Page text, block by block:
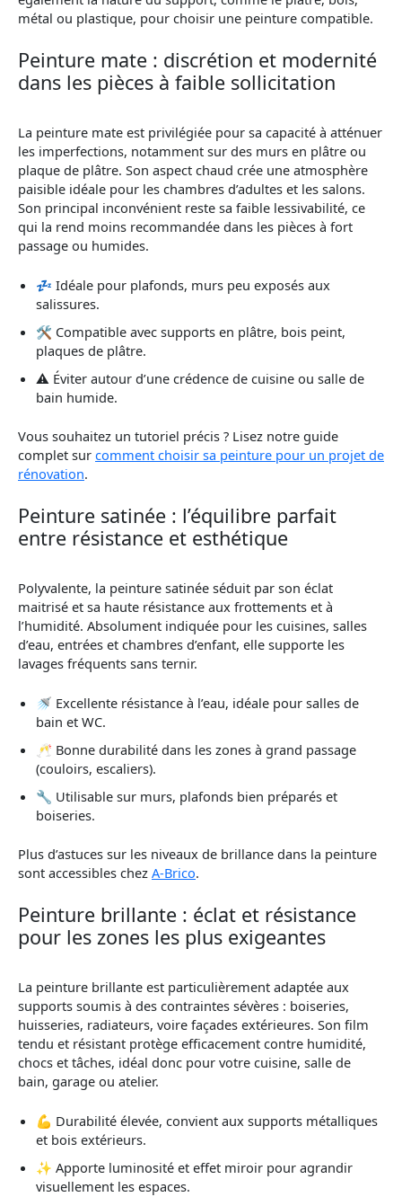
métal ou plastique, pour choisir une peinture compatible.
Peinture mate : discrétion et modernité
dans les pièces à faible sollicitation
La peinture mate est privilégiée pour sa capacité à atténuer
les imperfections, notamment sur des murs en plâtre ou
plaque de plâtre. Son aspect chaud crée une atmosphère
paisible idéale pour les chambres d’adultes et les salons.
Son principal inconvénient reste sa faible lessivabilité, ce
qui la rend moins recommandée dans les pièces à fort
passage ou humides.
💤 Idéale pour plafonds, murs peu exposés aux
salissures.
🛠️ Compatible avec supports en plâtre, bois peint,
plaques de plâtre.
⚠️ Éviter autour d’une crédence de cuisine ou salle de
bain humide.
Vous souhaitez un tutoriel précis ? Lisez notre guide
complet sur comment choisir sa peinture pour un projet de
rénovation.
Peinture satinée : l’équilibre parfait
entre résistance et esthétique
Polyvalente, la peinture satinée séduit par son éclat
maitrisé et sa haute résistance aux frottements et à
l’humidité. Absolument indiquée pour les cuisines, salles
d’eau, entrées et chambres d’enfant, elle supporte les
lavages fréquents sans ternir.
🚿 Excellente résistance à l’eau, idéale pour salles de
bain et WC.
🥂 Bonne durabilité dans les zones à grand passage
(couloirs, escaliers).
🔧 Utilisable sur murs, plafonds bien préparés et
boiseries.
Plus d’astuces sur les niveaux de brillance dans la peinture
sont accessibles chez A-Brico.
Peinture brillante : éclat et résistance
pour les zones les plus exigeantes
La peinture brillante est particulièrement adaptée aux
supports soumis à des contraintes sévères : boiseries,
huisseries, radiateurs, voire façades extérieures. Son film
tendu et résistant protège efficacement contre humidité,
chocs et tâches, idéal donc pour votre cuisine, salle de
bain, garage ou atelier.
💪 Durabilité élevée, convient aux supports métalliques
et bois extérieurs.
✨ Apporte luminosité et effet miroir pour agrandir
visuellement les espaces.